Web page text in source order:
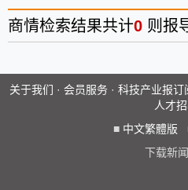
商情检索结果共计0 则报
关于我们 · 会员服务 · 科技产业报订
人才
■ 中文繁體版
下载新